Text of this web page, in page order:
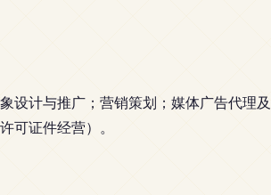
设计与推广；营销策划；媒体广告代理
可证件经营）。